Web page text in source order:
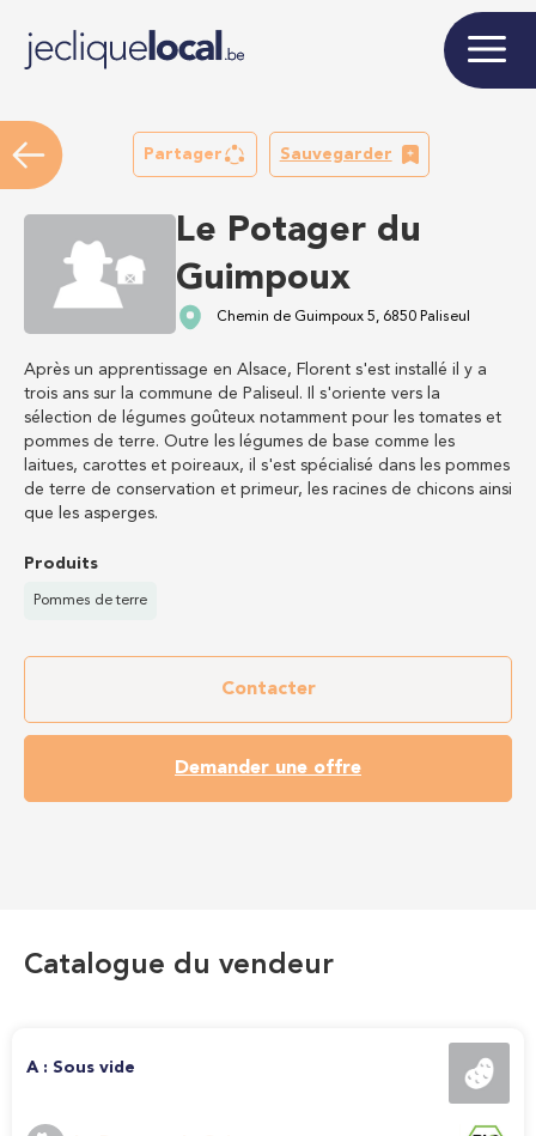
Partager Sauvegarder
Le Potager du
Guimpoux
Chemin de Guimpoux 5, 6850 Paliseul
Après un apprentissage en Alsace, Florent s'est installé il y a
trois ans sur la commune de Paliseul. Il s'oriente vers la
sélection de légumes goûteux notamment pour les tomates et
pommes de terre. Outre les légumes de base comme les
laitues, carottes et poireaux, il s'est spécialisé dans les pommes
de terre de conservation et primeur, les racines de chicons ainsi
que les asperges.
Produits
Pommes de terre
Contacter
Demander une offre
Catalogue du vendeur
A : Sous vide